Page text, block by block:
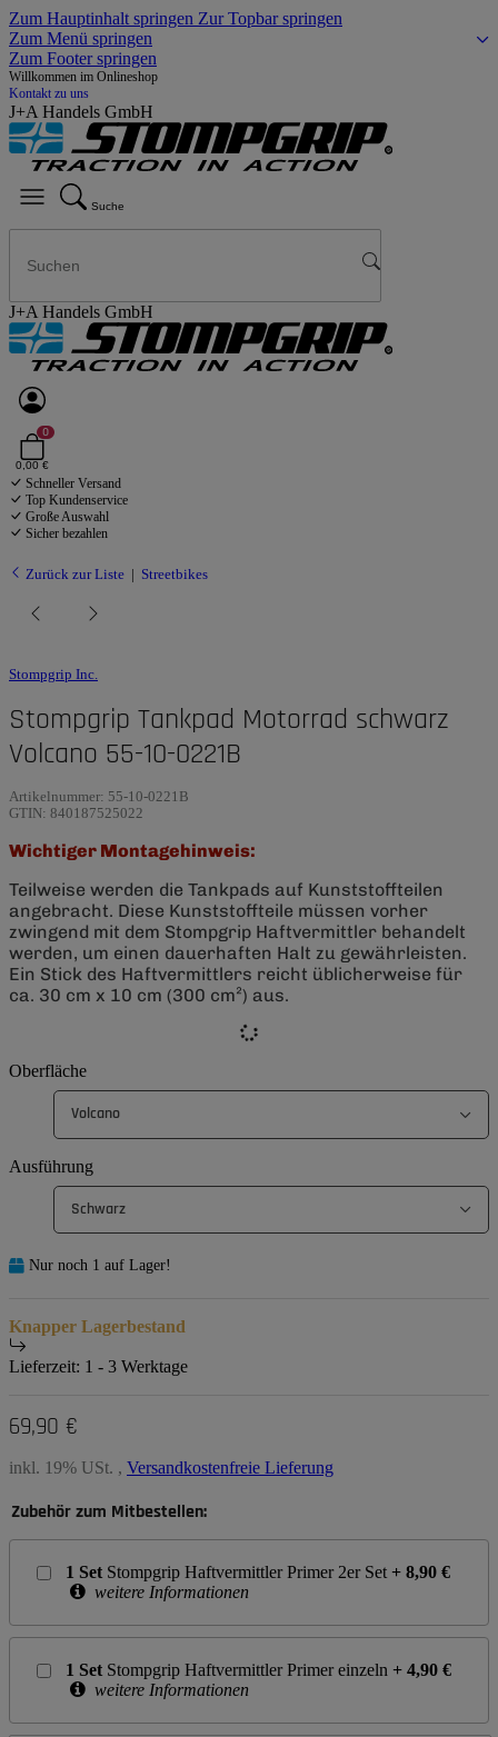
Zum Hauptinhalt springen Zur Topbar springen
Zum Menü springen
Zum Footer springen
Willkommen im Onlineshop
Kontakt zu uns
J+A Handels GmbH
Suche
J+A Handels GmbH
0
0,00 €
Schneller Versand
Top Kundenservice
Große Auswahl
Sicher bezahlen
Zurück zur Liste Streetbikes
Stompgrip Inc.
Stompgrip Tankpad Motorrad schwarz
Volcano 55-10-0221B
Artikelnummer: 55-10-0221B
GTIN: 840187525022
Wichtiger Montagehinweis:
Teilweise werden die Tankpads auf Kunststoffteilen
angebracht. Diese Kunststoffteile müssen vorher
zwingend mit dem Stompgrip Haftvermittler behandelt
werden, um einen dauerhaften Halt zu gewährleisten.
Ein Stick des Haftvermittlers reicht üblicherweise für
ca. 30 cm x 10 cm (300 cm²) aus.
Oberfläche
Volcano
Ausführung
Schwarz
Nur noch 1 auf Lager!
Knapper Lagerbestand
Lieferzeit: 1 - 3 Werktage
69,90 €
inkl. 19% USt. , Versandkostenfreie Lieferung
Zubehör zum Mitbestellen:
1 Set Stompgrip Haftvermittler Primer 2er Set + 8,90 €
weitere Informationen
1 Set Stompgrip Haftvermittler Primer einzeln + 4,90 €
weitere Informationen